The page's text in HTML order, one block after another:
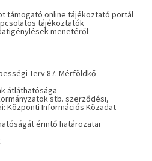
támogató online tájékoztató portál
tájékoztatók
menetéről
Terv 87. Mérföldkő -
átláthatósága
stb. szerződési,
Központi Információs Közadat-
érintő határozatai